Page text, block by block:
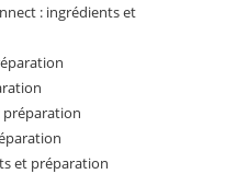
: ingrédients et
préparation
et préparation